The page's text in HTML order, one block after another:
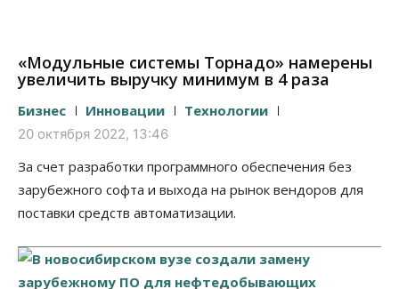
«Модульные системы Торнадо» намерены
увеличить выручку минимум в 4 раза
Бизнес Инновации Технологии
20 октября 2022, 13:46
За счет разработки программного обеспечения без
зарубежного софта и выхода на рынок вендоров для
поставки средств автоматизации.